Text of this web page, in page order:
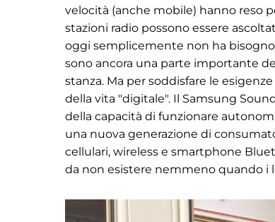
velocità (anche mobile) hanno reso
stazioni radio possono essere
oggi semplicemente non ha
sono ancora una parte importante
stanza. Ma per soddisfare le
della vita "digitale". Il Samsung
della capacità di funzionare
una nuova generazione di
cellulari, wireless e smartphone
da non esistere nemmeno quando i